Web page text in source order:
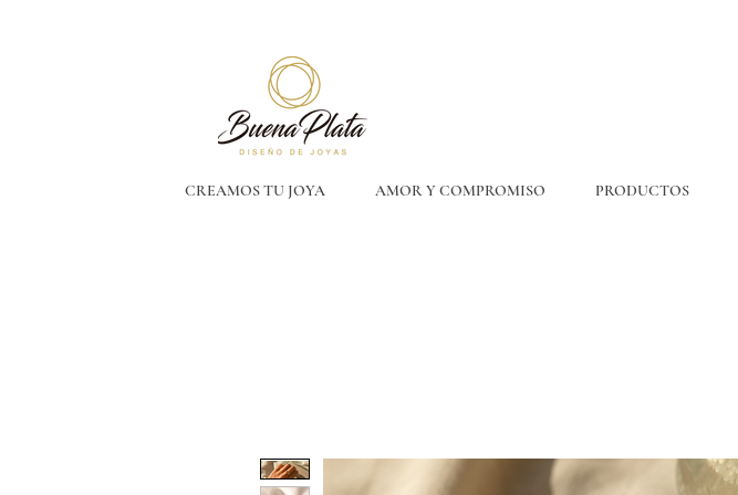
CREAMOS TU JOYA AMOR Y COMPROMISO PRODUCTOS